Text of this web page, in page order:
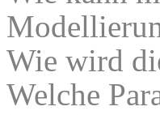
Wie wird
Welche